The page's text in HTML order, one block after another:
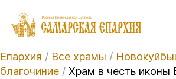
Епархия / Все храмы /
благочиние / Храм в честь